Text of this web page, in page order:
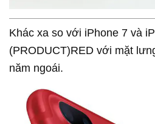
Khác xa so với iPhone 7 và
(PRODUCT)RED với mặt
năm ngoái.